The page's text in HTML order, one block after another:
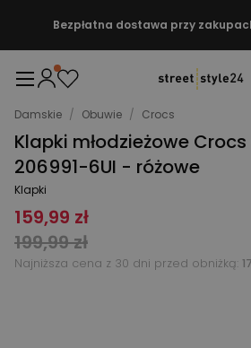
Bezpłatna dostawa przy
Damskie / Obuwie / Crocs
Klapki młodzieżowe
206991-6UI - różowe
Klapki
159,99 zł
199,99 zł
Najniższa cena z 30 dni przed obniżką: